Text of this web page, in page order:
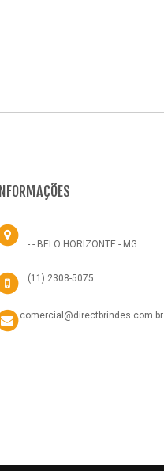
INFORMAÇÕES
- - BELO HORIZONTE - MG
(11) 2308-5075
comercial@directbrindes.com.br